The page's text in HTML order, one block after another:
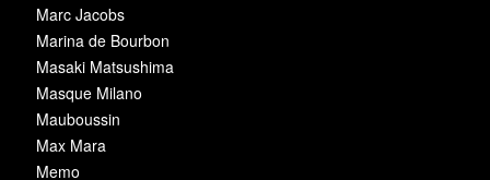
Marc Jacobs
Marina de Bourbon
Masaki Matsushima
Masque Milano
Mauboussin
Max Mara
Memo